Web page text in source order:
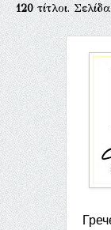
120τίτλοι.